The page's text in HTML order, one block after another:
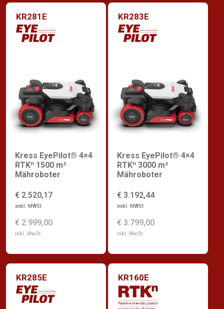
KR281E
Kress EyePilot® 4×4
RTKⁿ 1500 m²
Mähroboter
€ 2.520,17
exkl. MWSt
€ 2.999,00
inkl. MwSt
KR283E
Kress EyePilot® 4×4
RTKⁿ 3000 m²
Mähroboter
€ 3.192,44
exkl. MWSt
€ 3.799,00
inkl. MwSt
KR285E KR160E